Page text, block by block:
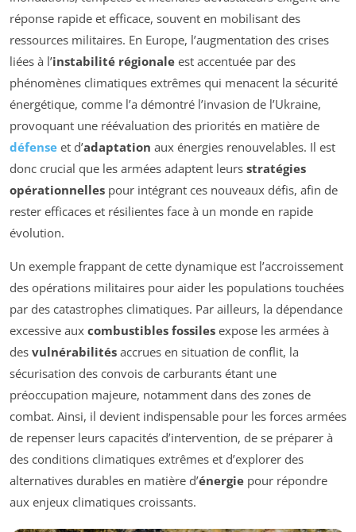
réponse rapide et efficace, souvent en mobilisant des
ressources militaires. En Europe, l’augmentation des crises
liées à l’instabilité régionale est accentuée par des
phénomènes climatiques extrêmes qui menacent la sécurité
énergétique, comme l’a démontré l’invasion de l’Ukraine,
provoquant une réévaluation des priorités en matière de
défense et d’adaptation aux énergies renouvelables. Il est
donc crucial que les armées adaptent leurs stratégies
opérationnelles pour intégrant ces nouveaux défis, afin de
rester efficaces et résilientes face à un monde en rapide
évolution.
Un exemple frappant de cette dynamique est l’accroissement
des opérations militaires pour aider les populations touchées
par des catastrophes climatiques. Par ailleurs, la dépendance
excessive aux combustibles fossiles expose les armées à
des vulnérabilités accrues en situation de conflit, la
sécurisation des convois de carburants étant une
préoccupation majeure, notamment dans des zones de
combat. Ainsi, il devient indispensable pour les forces armées
de repenser leurs capacités d’intervention, de se préparer à
des conditions climatiques extrêmes et d’explorer des
alternatives durables en matière d’énergie pour répondre
aux enjeux climatiques croissants.